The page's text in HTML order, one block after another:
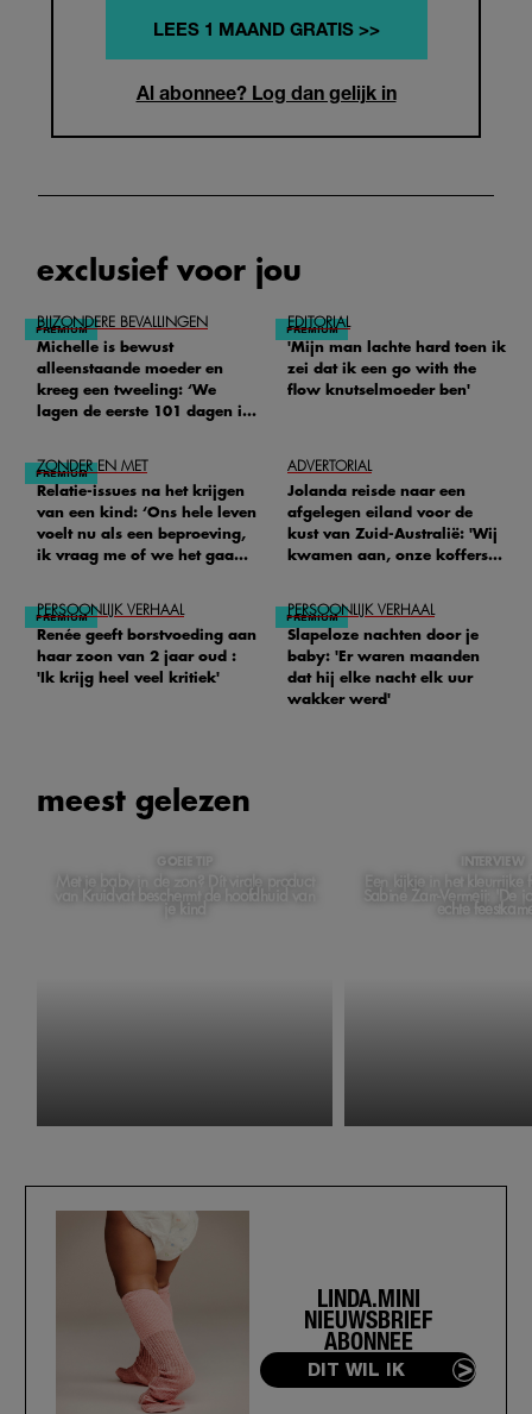
LEES 1 MAAND GRATIS >>
Al abonnee? Log dan gelijk in
exclusief voor jou
BIJZONDERE BEVALLINGEN
Michelle is bewust
alleenstaande moeder en
kreeg een tweeling: ‘We
lagen de eerste 101 dagen in
EDITORIAL
'Mijn man lachte hard toen ik
zei dat ik een go with the
flow knutselmoeder ben'
ZONDER EN MET
Relatie-issues na het krijgen
van een kind: ‘Ons hele leven
voelt nu als een beproeving,
ik vraag me of we het gaan
ADVERTORIAL
Jolanda reisde naar een
afgelegen eiland voor de
kust van Zuid-Australië: 'Wij
kwamen aan, onze koffers
PERSOONLIJK VERHAAL
Renée geeft borstvoeding aan
haar zoon van 2 jaar oud :
'Ik krijg heel veel kritiek'
PERSOONLIJK VERHAAL
Slapeloze nachten door je
baby: 'Er waren maanden
dat hij elke nacht elk uur
wakker werd'
meest gelezen
GOEIE TIP
Met je baby in de zon? Dít virale product
van Kruidvat beschermt de hoofdhuid van
INTERVIEW
Een kijkje in het kleurrijke
Sabine Zarr-Vermeij: 'De
echte
LINDA.MINI
NIEUWSBRIEF
ABONNEE
DIT WIL IK